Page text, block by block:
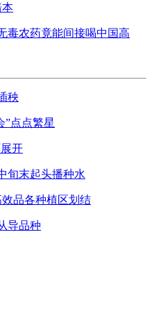
本
毒农药竟能间接喝中国高
秧
”点点繁星
开
旬末起头播种水
效品各种植区划结
导品种